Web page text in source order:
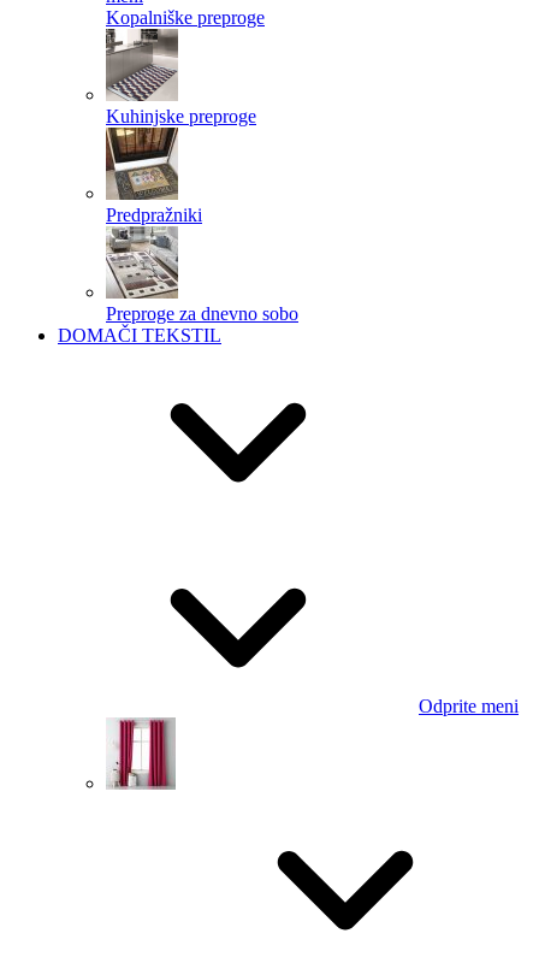
Kopalniške preproge
Kuhinjske preproge
Predpražniki
Preproge za dnevno sobo
DOMAČI TEKSTIL
Odprite meni